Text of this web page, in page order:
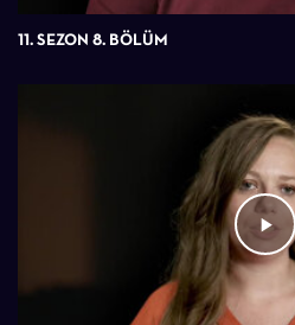
11. SEZON 8. BÖLÜM